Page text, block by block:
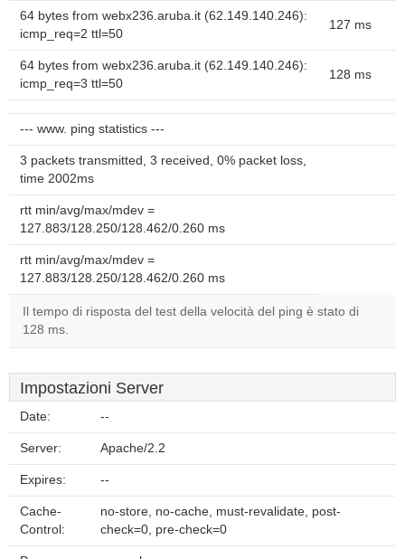
64 bytes from webx236.aruba.it (62.149.140.246):
icmp_req=2 ttl=50
127 ms
64 bytes from webx236.aruba.it (62.149.140.246):
icmp_req=3 ttl=50
128 ms
--- www. ping statistics ---
3 packets transmitted, 3 received, 0% packet loss,
time 2002ms
rtt min/avg/max/mdev =
127.883/128.250/128.462/0.260 ms
rtt min/avg/max/mdev =
127.883/128.250/128.462/0.260 ms
Il tempo di risposta del test della velocità del ping è stato di
128 ms.
Impostazioni Server
Date: --
Server: Apache/2.2
Expires: --
Cache-
Control:
no-store, no-cache, must-revalidate, post-
check=0, pre-check=0